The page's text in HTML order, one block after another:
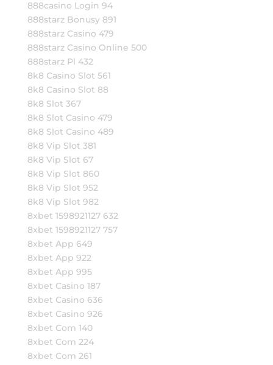
888casino Login 94
888starz Bonusy 891
888starz Casino 479
888starz Casino Online 500
888starz Pl 432
8k8 Casino Slot 561
8k8 Casino Slot 88
8k8 Slot 367
8k8 Slot Casino 479
8k8 Slot Casino 489
8k8 Vip Slot 381
8k8 Vip Slot 67
8k8 Vip Slot 860
8k8 Vip Slot 952
8k8 Vip Slot 982
8xbet 1598921127 632
8xbet 1598921127 757
8xbet App 649
8xbet App 922
8xbet App 995
8xbet Casino 187
8xbet Casino 636
8xbet Casino 926
8xbet Com 140
8xbet Com 224
8xbet Com 261